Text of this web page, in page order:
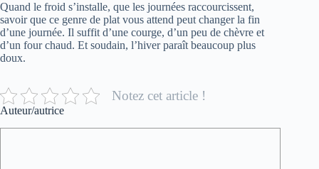
Quand le froid s’installe, que les journées raccourcissent,
savoir que ce genre de plat vous attend peut changer la fin
d’une journée. Il suffit d’une courge, d’un peu de chèvre et
d’un four chaud. Et soudain, l’hiver paraît beaucoup plus
doux.
Notez cet article !
Auteur/autrice